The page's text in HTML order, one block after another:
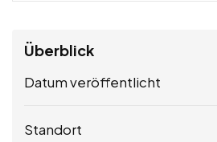
Überblick
Datum veröffentlicht
Standort